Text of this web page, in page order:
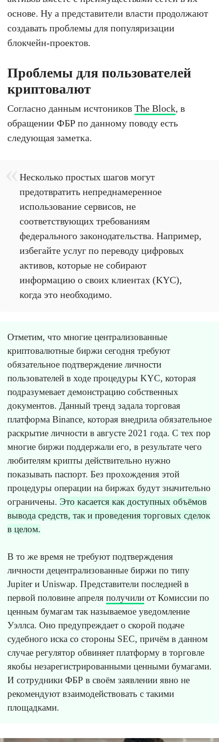
основе. Ну а представители власти продолжают
создавать проблемы для популяризации
блокчейн-проектов.
Проблемы для пользователей
криптовалют
Согласно данным исчтоников The Block, в
обращении ФБР по данному поводу есть
следующая заметка.
Несколько простых шагов могут
предотвратить непреднамеренное
использование сервисов, не
соответствующих требованиям
федерального законодательства. Например,
избегайте услуг по переводу цифровых
активов, которые не собирают
информацию о своих клиентах (KYC),
когда это необходимо.
Отметим, что многие централизованные
криптовалютные биржи сегодня требуют
обязательное подтверждение личности
пользователей в ходе процедуры KYC, которая
подразумевает демонстрацию собственных
документов. Данный тренд задала торговая
платформа Binance, которая внедрила обязательное
раскрытие личности в августе 2021 года. С тех пор
многие биржи поддержали его, в результате чего
любителям крипты действительно нужно
показывать паспорт. Без прохождения этой
процедуры операции на биржах будут значительно
ограничены. Это касается как доступных объёмов
вывода средств, так и проведения торговых сделок
в целом.
В то же время не требуют подтверждения
личности децентрализованные биржи по типу
Jupiter и Uniswap. Представители последней в
первой половине апреля получили от Комиссии по
ценным бумагам так называемое уведомление
Уэллса. Оно предупреждает о скорой подаче
судебного иска со стороны SEC, причём в данном
случае регулятор обвиняет платформу в торговле
якобы незарегистрированными ценными бумагами.
И сотрудники ФБР в своём заявлении явно не
рекомендуют взаимодействовать с такими
площадками.